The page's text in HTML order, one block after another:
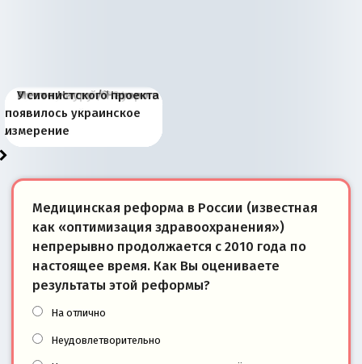
Киевская марионетка
Запада рассказала о
«переобувании» хозяев
В России назрели
перемены: 15 шагов к
суверенной экономике
Миграционный пожар
Европы
Россия начинает
сбрасывать балласт
Анкориджа
Россия зимой 1904
года: первые уступки во
внутренней политике
Русская нация вчера и
сегодня
Почему правый крах в
Варшаве не поможет её
отношениям с Россией?
Место Науру / Науэро в
современной истории
Южной Осетии
У сионистского проекта
появилось украинское
измерение
Медицинская реформа в России (известная
как «оптимизация здравоохранения»)
непрерывно продолжается с 2010 года по
настоящее время. Как Вы оцениваете
результаты этой реформы?
На отлично
Неудовлетворительно